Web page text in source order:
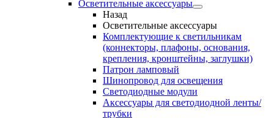
Осветительные аксессуары
Назад
Осветительные аксессуары
Комплектующие к светильникам
(коннекторы, плафоны, основания,
крепления, кронштейны, заглушки)
Патрон ламповый
Шинопровод для освещения
Светодиодные модули
Аксессуары для светодиодной ленты/
трубки